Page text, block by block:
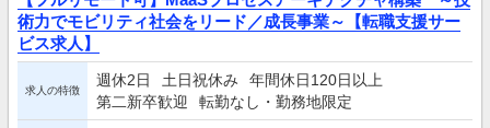
術力でモビリティ社会をリード／成長事業～【転職支援サー
ビス求人】
求人の特徴
週休2日 土日祝休み
年間休日120日以上
第二新卒歓迎
転勤なし・勤務地限定